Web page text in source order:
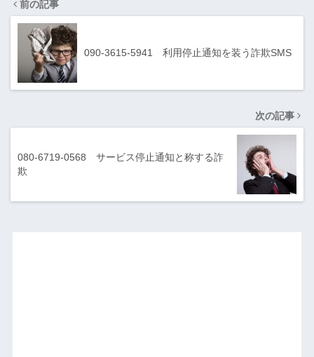
前の記事
090-3615-5941 利用停止通知を装う詐欺SMS
次の記事
080-6719-0568 サービス停止通知と称する詐
欺